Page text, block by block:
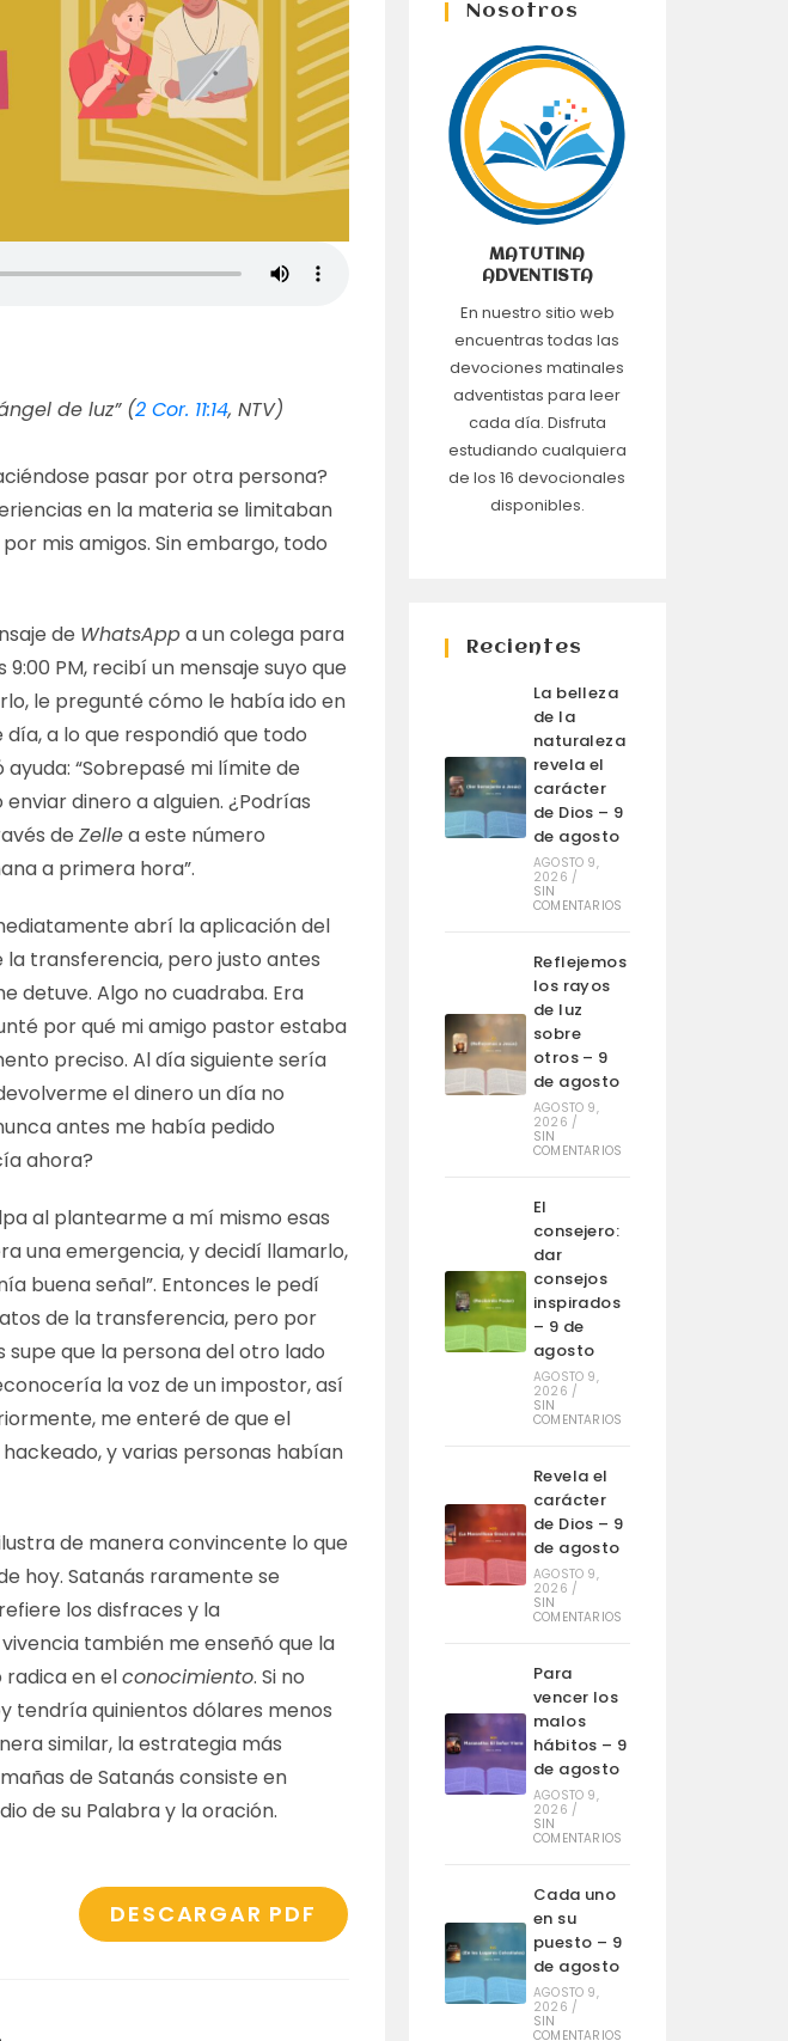
de luz” (2 Cor. 11:14, NTV)
pasar por otra persona?
en la materia se limitaban
mis amigos. Sin embargo, todo
de WhatsAppa un colega para
PM, recibí un mensaje suyo que
le pregunté cómo le había ido en
a lo que respondió que todo
“Sobrepasé mi límite de
dinero a alguien. ¿Podrías
deZellea este número
a primera hora”.
abrí la aplicación del
transferencia, pero justo antes
detuve. Algo no cuadraba. Era
por qué mi amigo pastor estaba
preciso. Al día siguiente sería
el dinero un día no
antes me había pedido
ahora?
al plantearme a mí mismo esas
una emergencia, y decidí llamarlo,
buena señal”. Entonces le pedí
de la transferencia, pero por
supe que la persona del otro lado
la voz de un impostor, así
me enteré de que el
y varias personas habían
de manera convincente lo que
hoy. Satanás raramente se
los disfraces y la
también me enseñó que la
radica en elconocimiento. Si no
tendría quinientos dólares menos
similar, la estrategia más
de Satanás consiste en
de su Palabra y la oración.
DESCARGAR PDF
Nosotros
MATUTINA
ADVENTISTA
En nuestro sitio web
encuentras todas las
devociones matinales
adventistas para leer
cada día. Disfruta
estudiando cualquiera
de los 16 devocionales
disponibles.
Recientes
La belleza
de la
naturaleza
revela el
carácter
de Dios – 9
de agosto
AGOSTO 9,
2026 /
SIN
COMENTARIOS
Reflejemos
los rayos
de luz
sobre
otros – 9
de agosto
AGOSTO 9,
2026 /
SIN
COMENTARIOS
El
consejero:
dar
consejos
inspirados
– 9 de
agosto
AGOSTO 9,
2026 /
SIN
COMENTARIOS
Revela el
carácter
de Dios – 9
de agosto
AGOSTO 9,
2026 /
SIN
COMENTARIOS
Para
vencer los
malos
hábitos – 9
de agosto
AGOSTO 9,
2026 /
SIN
COMENTARIOS
Cada uno
en su
puesto – 9
de agosto
AGOSTO 9,
2026 /
SIN
COMENTARIOS